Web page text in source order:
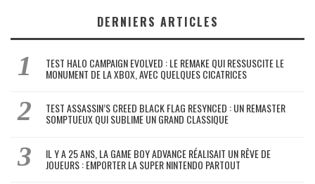
DERNIERS ARTICLES
TEST HALO CAMPAIGN EVOLVED : LE REMAKE QUI RESSUSCITE LE
MONUMENT DE LA XBOX, AVEC QUELQUES CICATRICES
TEST ASSASSIN’S CREED BLACK FLAG RESYNCED : UN REMASTER
SOMPTUEUX QUI SUBLIME UN GRAND CLASSIQUE
IL Y A 25 ANS, LA GAME BOY ADVANCE RÉALISAIT UN RÊVE DE
JOUEURS : EMPORTER LA SUPER NINTENDO PARTOUT